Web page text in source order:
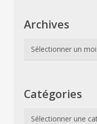
Archives
Archives
Catégories
Catégories